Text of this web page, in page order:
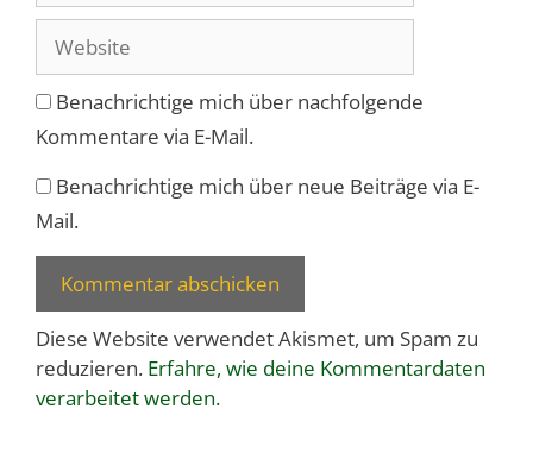
Adresse
Website
Benachrichtige mich über nachfolgende
Kommentare via E-Mail.
Benachrichtige mich über neue Beiträge via E-
Mail.
Diese Website verwendet Akismet, um Spam zu
reduzieren. Erfahre, wie deine Kommentardaten
verarbeitet werden.